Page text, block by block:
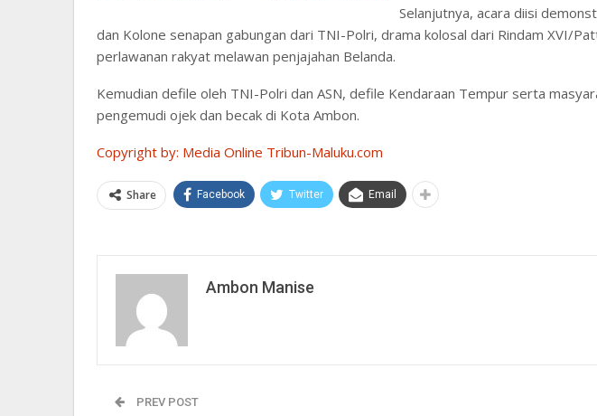
Selanjutnya, acara diisi
dan Kolone senapan gabungan dari TNI-Polri, drama kolosal dari Rindam XVI/
perlawanan rakyat melawan penjajahan Belanda.
Kemudian defile oleh TNI-Polri dan ASN, defile Kendaraan Tempur serta
pengemudi ojek dan becak di Kota Ambon.
Copyright by: Media Online Tribun-Maluku.com
Share Facebook Twitter Email
Ambon Manise
PREV POST